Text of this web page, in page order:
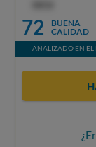
72
BUENA
CALIDAD
ANALIZADO EN EL